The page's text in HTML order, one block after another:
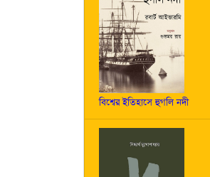
বিশ্বের ইতিহাসে হুগলি নদী